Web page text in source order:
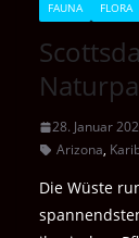
FAUNA FLORA
28. Januar
Arizona,
Die Wüste